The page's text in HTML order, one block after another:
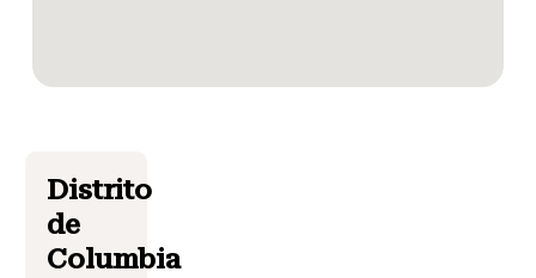
Distrito
de
Columbia